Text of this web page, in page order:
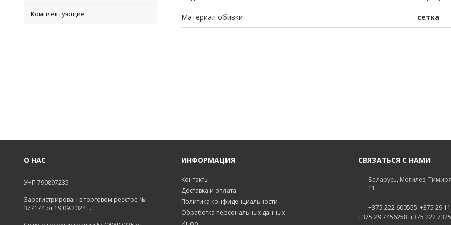
Комплектующие Материал обивки сетка
О НАС
УНП 790897235
Зарегистрирован в торговом реестре №
377174 от 19.09.2024 г.
ИНФОРМАЦИЯ
Контакты
Доставка и оплата
Политика конфиденциальности
Обработка персональных данных
СВЯЗАТЬСЯ С НАМИ
Беларусь, Могилёв,
11
+375 222 600555 +375 29
+375 29 7456258 +375 222